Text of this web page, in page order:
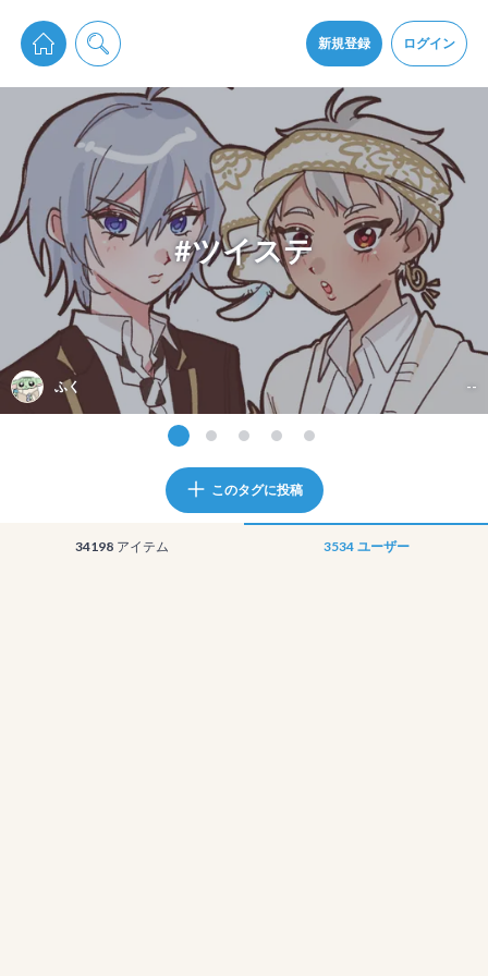
新規登録 ログイン
pixiv Sketchは2024年5月28日付で プライパシーポリシーを改定しました。
通知を受け取るにはここをクリックします
pixiv Sketchアプリでさらに快適に！
アプリをインストール
#ツイステ
ふく --
このタグに投稿
34198 アイテム 3534 ユーザー